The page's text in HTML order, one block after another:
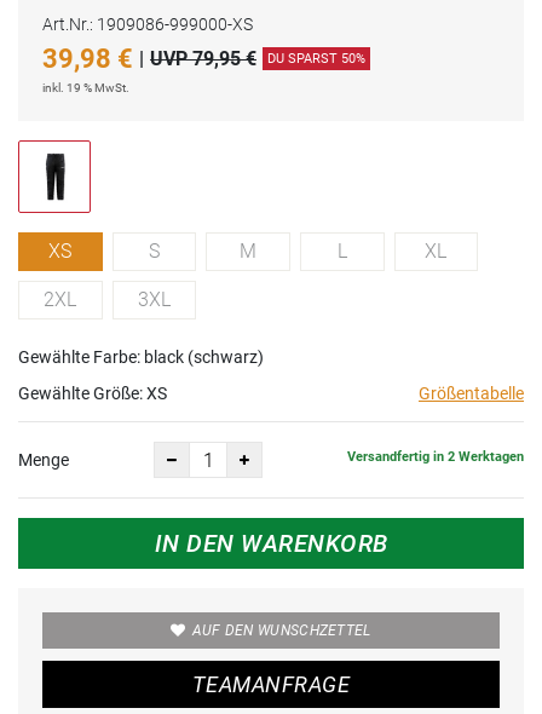
Art.Nr.: 1909086-999000-XS
39,98 € | UVP 79,95 € DU SPARST 50%
inkl. 19 % MwSt.
XS S M L XL
2XL 3XL
Gewählte Farbe: black (schwarz)
Gewählte Größe:XS Größentabelle
Menge Versandfertig in 2 Werktagen
IN DEN WARENKORB
AUF DEN WUNSCHZETTEL
TEAMANFRAGE